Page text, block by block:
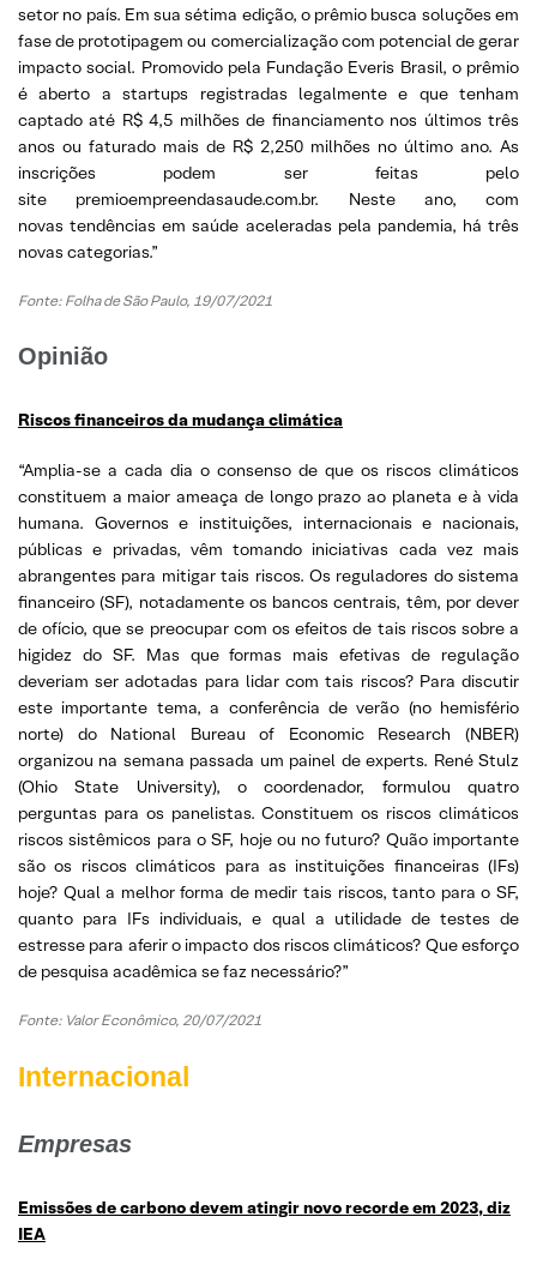
setor no país. Em sua sétima edição, o prêmio busca soluções em
fase de prototipagem ou comercialização com potencial de gerar
impacto social. Promovido pela Fundação Everis Brasil, o prêmio
é aberto a startups registradas legalmente e que tenham
captado até R$ 4,5 milhões de financiamento nos últimos três
anos ou faturado mais de R$ 2,250 milhões no último ano. As
inscrições podem ser feitas pelo
site premioempreendasaude.com.br. Neste ano, com
novas tendências em saúde aceleradas pela pandemia, há três
novas categorias.”
Fonte: Folha de São Paulo, 19/07/2021
Opinião
Riscos financeiros da mudança climática
“Amplia-se a cada dia o consenso de que os riscos climáticos
constituem a maior ameaça de longo prazo ao planeta e à vida
humana. Governos e instituições, internacionais e nacionais,
públicas e privadas, vêm tomando iniciativas cada vez mais
abrangentes para mitigar tais riscos. Os reguladores do sistema
financeiro (SF), notadamente os bancos centrais, têm, por dever
de ofício, que se preocupar com os efeitos de tais riscos sobre a
higidez do SF. Mas que formas mais efetivas de regulação
deveriam ser adotadas para lidar com tais riscos? Para discutir
este importante tema, a conferência de verão (no hemisfério
norte) do National Bureau of Economic Research (NBER)
organizou na semana passada um painel de experts. René Stulz
(Ohio State University), o coordenador, formulou quatro
perguntas para os panelistas. Constituem os riscos climáticos
riscos sistêmicos para o SF, hoje ou no futuro? Quão importante
são os riscos climáticos para as instituições financeiras (IFs)
hoje? Qual a melhor forma de medir tais riscos, tanto para o SF,
quanto para IFs individuais, e qual a utilidade de testes de
estresse para aferir o impacto dos riscos climáticos? Que esforço
de pesquisa acadêmica se faz necessário?”
Fonte: Valor Econômico, 20/07/2021
Internacional
Empresas
Emissões de carbono devem atingir novo recorde em 2023, diz
IEA